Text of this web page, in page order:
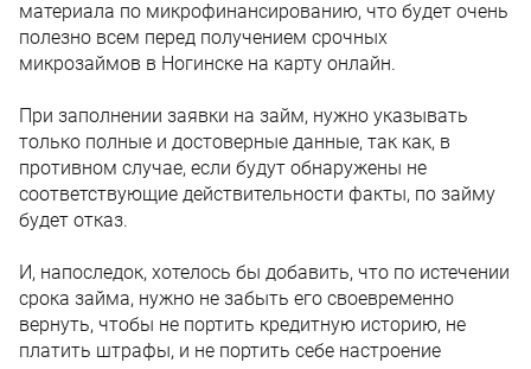
материала по микрофинансированию, что будет очень
полезно всем перед получением срочных
микрозаймов в Ногинске на карту онлайн.
При заполнении заявки на займ, нужно указывать
только полные и достоверные данные, так как, в
противном случае, если будут обнаружены не
соответствующие действительности факты, по займу
будет отказ.
И, напоследок, хотелось бы добавить, что по истечении
срока займа, нужно не забыть его своевременно
вернуть, чтобы не портить кредитную историю, не
платить штрафы, и не портить себе настроение